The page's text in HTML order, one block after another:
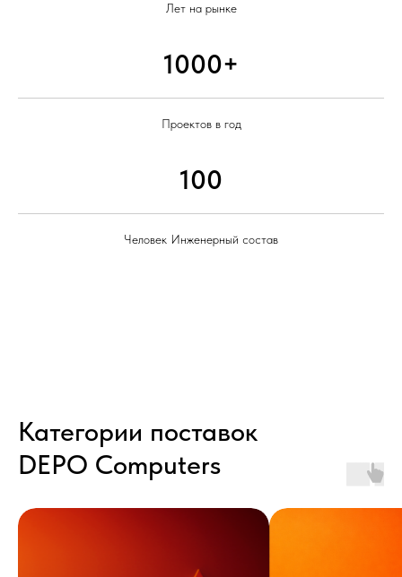
Лет на рынке
1000+
Проектов в год
100
Человек Инженерный состав
Категории поставок
DEPO Computers